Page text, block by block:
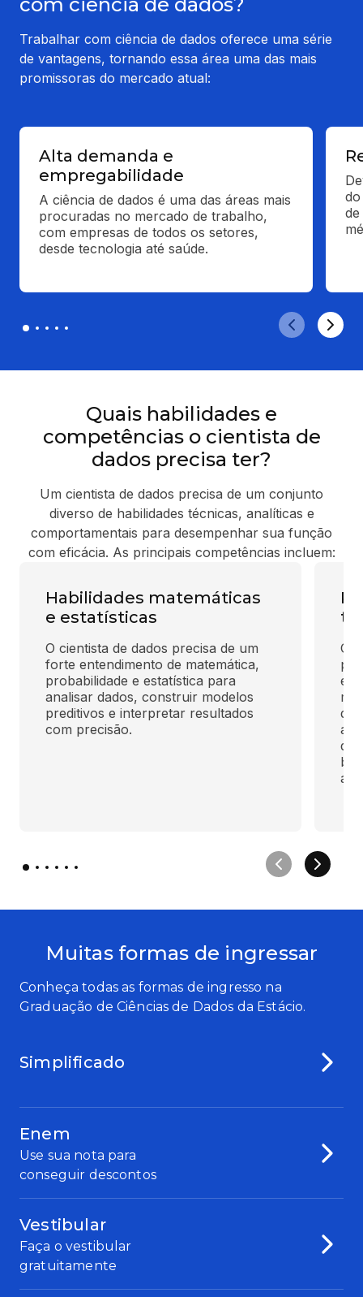
com ciência de dados?
Trabalhar com ciência de dados oferece uma série
de vantagens, tornando essa área uma das mais
promissoras do mercado atual:
Alta demanda e
empregabilidade
A ciência de dados é uma das áreas mais
procuradas no mercado de trabalho,
com empresas de todos os setores,
desde tecnologia até saúde.
Quais habilidades e
competências o cientista de
dados precisa ter?
Um cientista de dados precisa de um conjunto
diverso de habilidades técnicas, analíticas e
comportamentais para desempenhar sua função
com eficácia. As principais competências incluem:
Habilidades matemáticas
e estatísticas
O cientista de dados precisa de um
forte entendimento de matemática,
probabilidade e estatística para
analisar dados, construir modelos
preditivos e interpretar resultados
com precisão.
O
e
de
Muitas formas de ingressar
Conheça todas as formas de ingresso na
Graduação de Ciências de Dados da Estácio.
Simplificado
Enem
Use sua nota para
conseguir descontos
Vestibular
Faça o vestibular
gratuitamente